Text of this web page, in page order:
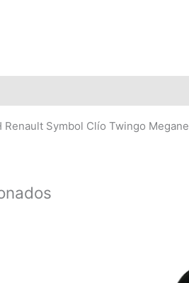
Symbol Clío Twingo Megane